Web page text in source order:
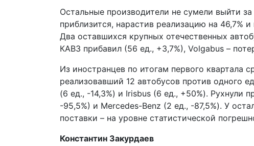
Остальные производители не сумели выйти
приблизится, нарастив реализацию на 46,7%
Два оставшихся крупных отечественных
КАВЗ прибавил (56 ед., +3,7%), Volgabus –
Из иностранцев по итогам первого квартала
реализовавший 12 автобусов против одного
(6 ед., -14,3%) и Irisbus (6 ед., +50%). Рухнули
-95,5%) и Mercedes-Benz (2 ед., -87,5%). У
поставки – на уровне статистической
Константин Закурдаев